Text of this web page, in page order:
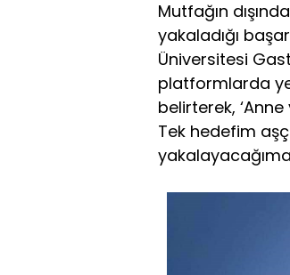
Mutfağın
yakaladığı
Üniversitesi
platformlarda
belirterek,
Tek hedefim